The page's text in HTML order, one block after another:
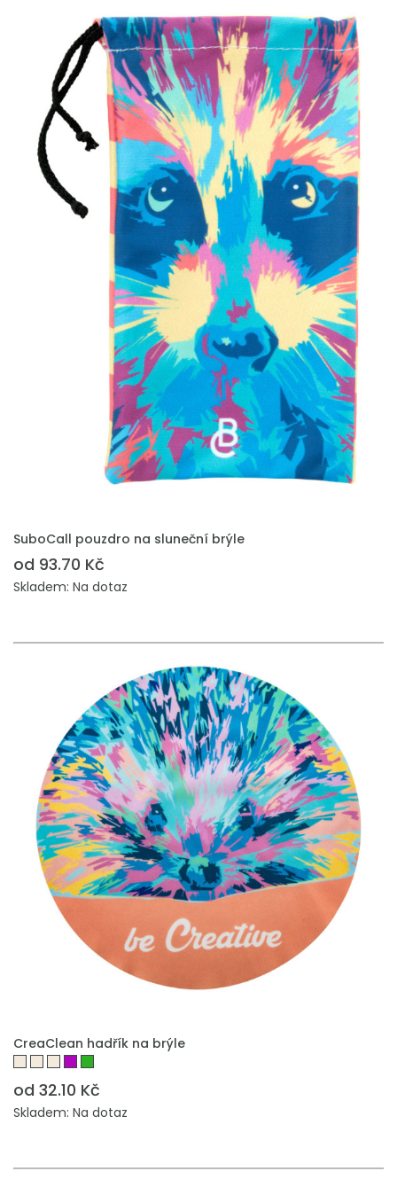
PŘIDAT DO POPTÁVKY
SuboCall pouzdro na sluneční brýle
od 93.70 Kč
Skladem: Na dotaz
PŘIDAT DO POPTÁVKY
CreaClean hadřík na brýle
od 32.10 Kč
Skladem: Na dotaz